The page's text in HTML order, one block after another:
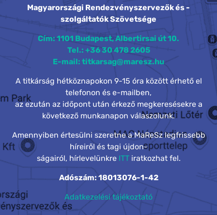
Magyarországi Rendezvényszervezők és -
szolgáltatók Szövetsége
Cím: 1101 Budapest, Albertirsai út 10.
Tel.: +36 30 478 2605
E-mail: titkarsag@maresz.hu
A titkárság hétköznapokon 9-15 óra között érhető el
telefonon és e-mailben,
az ezután az időpont után érkező megkeresésekre a
következő munkanapon válaszolunk.
Amennyiben értesülni szeretne a MaReSz legfrissebb
híreiről és tagi újdon-
ságairól, hírlevelünkre ITTiratkozhat fel.
Adószám: 18013076-1-42
Adatkezelési tájékoztató